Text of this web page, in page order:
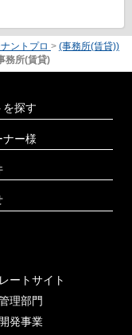
ントプロ > (事務所(賃貸))
務所(賃貸)
を探す
ナー様
ートサイト
理部門
発事業